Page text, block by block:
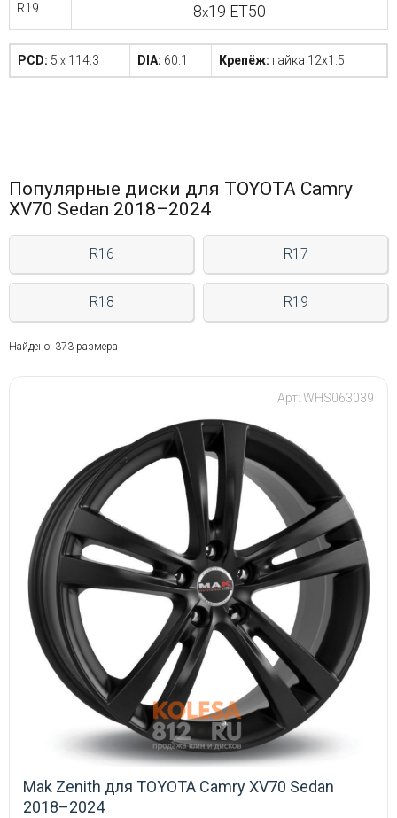
R19 8x19 ET50
PCD: 5 x 114.3 DIA: 60.1 Крепёж: гайка 12x1.5
Популярные диски для TOYOTA Camry
XV70 Sedan 2018–2024
R16 R17
R18 R19
Найдено: 373 размера
Арт: WHS063039
Mak Zenith для TOYOTA Camry XV70 Sedan
2018–2024